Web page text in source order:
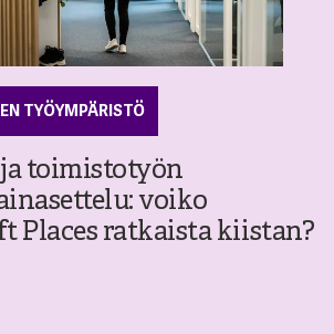
TYÖYMPÄRISTÖ
toimistotyön
voiko
Places ratkaista kiistan?